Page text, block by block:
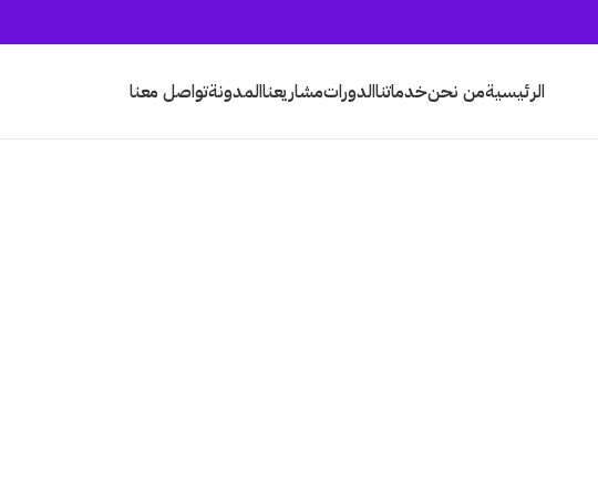
الرئيسيةمن نحنخدماتناالدوراتمشاريعناالمدونةتواصل معنا